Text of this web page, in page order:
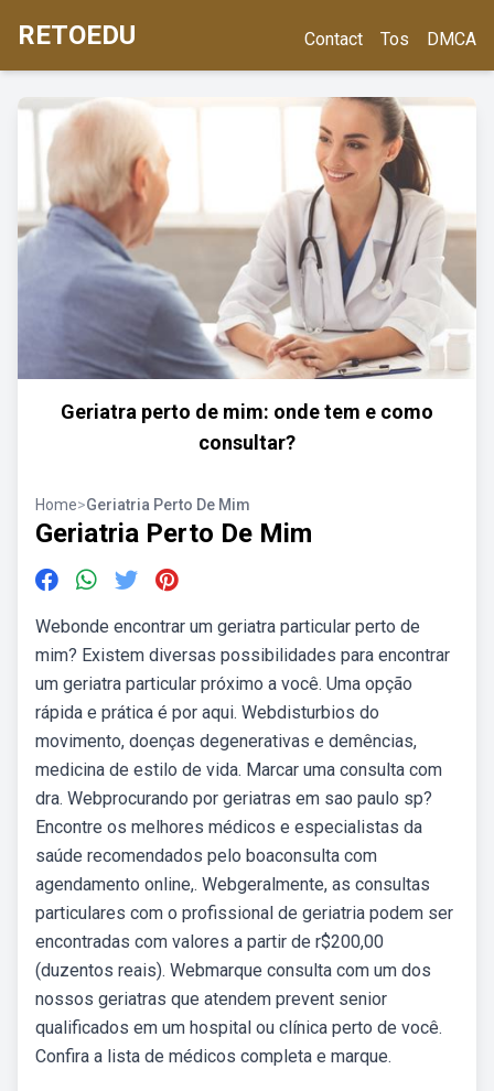
RETOEDU Contact Tos DMCA
Geriatra perto de mim: onde tem e como
consultar?
Home>Geriatria Perto De Mim
Geriatria Perto De Mim
Webonde encontrar um geriatra particular perto de
mim? Existem diversas possibilidades para encontrar
um geriatra particular próximo a você. Uma opção
rápida e prática é por aqui. Webdisturbios do
movimento, doenças degenerativas e demências,
medicina de estilo de vida. Marcar uma consulta com
dra. Webprocurando por geriatras em sao paulo sp?
Encontre os melhores médicos e especialistas da
saúde recomendados pelo boaconsulta com
agendamento online,. Webgeralmente, as consultas
particulares com o profissional de geriatria podem ser
encontradas com valores a partir de r$200,00
(duzentos reais). Webmarque consulta com um dos
nossos geriatras que atendem prevent senior
qualificados em um hospital ou clínica perto de você.
Confira a lista de médicos completa e marque.